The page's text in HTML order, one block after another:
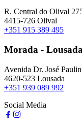
R. Central do Olival
4415-726 Olival
+351 915 389 495
Morada - Lousada
Avenida Dr. José
4620-523 Lousada
+351 939 089 992
Social Media